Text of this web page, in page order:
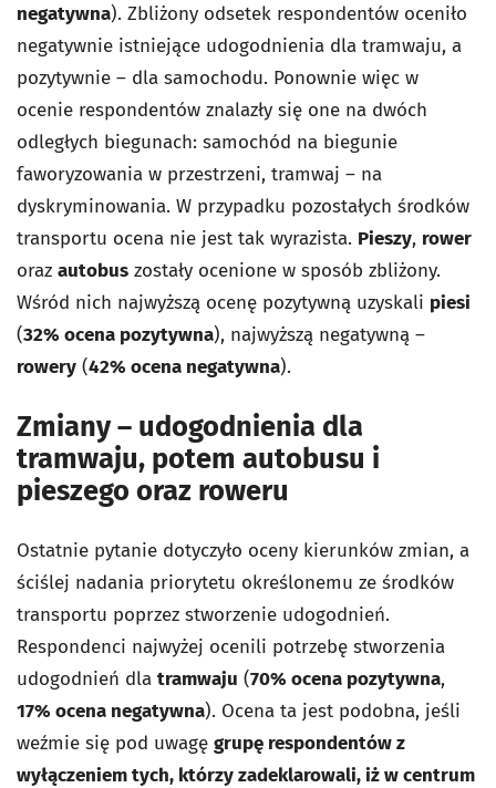
negatywna). Zbliżony odsetek respondentów oceniło
negatywnie istniejące udogodnienia dla tramwaju, a
pozytywnie – dla samochodu. Ponownie więc w
ocenie respondentów znalazły się one na dwóch
odległych biegunach: samochód na biegunie
faworyzowania w przestrzeni, tramwaj – na
dyskryminowania. W przypadku pozostałych środków
transportu ocena nie jest tak wyrazista. Pieszy, rower
oraz autobus zostały ocenione w sposób zbliżony.
Wśród nich najwyższą ocenę pozytywną uzyskali piesi
(32% ocena pozytywna), najwyższą negatywną –
rowery (42% ocena negatywna).
Zmiany – udogodnienia dla
tramwaju, potem autobusu i
pieszego oraz roweru
Ostatnie pytanie dotyczyło oceny kierunków zmian, a
ściślej nadania priorytetu określonemu ze środków
transportu poprzez stworzenie udogodnień.
Respondenci najwyżej ocenili potrzebę stworzenia
udogodnień dla tramwaju (70% ocena pozytywna,
17% ocena negatywna). Ocena ta jest podobna, jeśli
weźmie się pod uwagę grupę respondentów z
wyłączeniem tych, którzy zadeklarowali, iż w centrum